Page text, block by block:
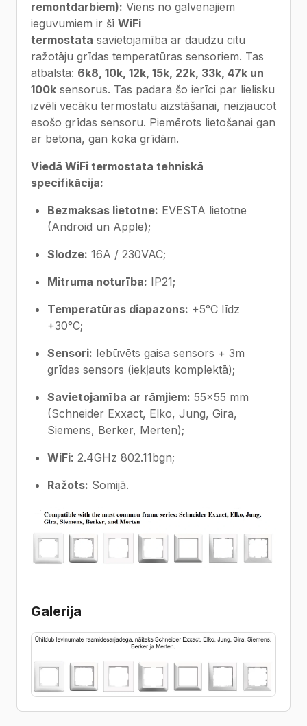
remontdarbiem): Viens no galvenajiem
ieguvumiem ir šī WiFi
termostata savietojamība ar daudzu citu
ražotāju grīdas temperatūras sensoriem. Tas
atbalsta: 6k8, 10k, 12k, 15k, 22k, 33k, 47k un
100k sensorus. Tas padara šo ierīci par lielisku
izvēli vecāku termostatu aizstāšanai, neizjaucot
esošo grīdas sensoru. Piemērots lietošanai gan
ar betona, gan koka grīdām.
Viedā WiFi termostata tehniskā
specifikācija:
Bezmaksas lietotne: EVESTA lietotne
(Android un Apple);
Slodze: 16A / 230VAC;
Mitruma noturība: IP21;
Temperatūras diapazons: +5°C līdz
+30°C;
Sensori: Iebūvēts gaisa sensors + 3m
grīdas sensors (iekļauts komplektā);
Savietojamība ar rāmjiem: 55×55 mm
(Schneider Exxact, Elko, Jung, Gira,
Siemens, Berker, Merten);
WiFi: 2.4GHz 802.11bgn;
Ražots: Somijā.
Galerija